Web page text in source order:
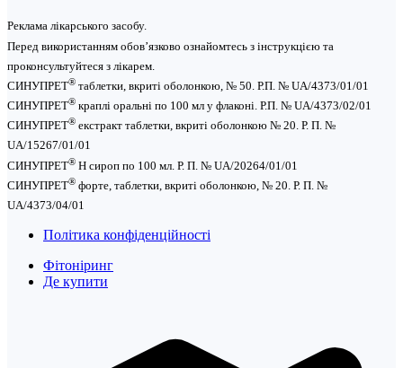
Реклама лікарського засобу.
Перед використанням обов’язково ознайомтесь з інструкцією та
проконсультуйтеся з лікарем.
СИНУПРЕТ® таблетки, вкриті оболонкою, № 50. Р.П. № UA/4373/01/01
СИНУПРЕТ® краплі оральні по 100 мл у флаконі. Р.П. № UA/4373/02/01
СИНУПРЕТ® екстракт таблетки, вкриті оболонкою № 20. Р. П. №
UA/15267/01/01
СИНУПРЕТ® Н сироп по 100 мл. Р. П. № UA/20264/01/01
СИНУПРЕТ® форте, таблетки, вкриті оболонкою, № 20. Р. П. №
UA/4373/04/01
Політика конфіденційності
Фітоніринг
Де купити